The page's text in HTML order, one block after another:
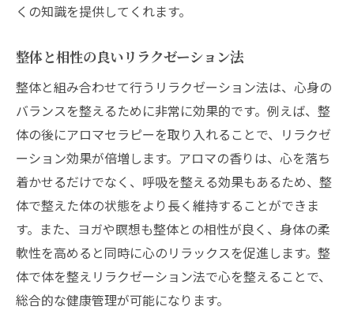
くの知識を提供してくれます。
整体と相性の良いリラクゼーション法
整体と組み合わせて行うリラクゼーション法は、心身の
バランスを整えるために非常に効果的です。例えば、整
体の後にアロマセラピーを取り入れることで、リラクゼ
ーション効果が倍増します。アロマの香りは、心を落ち
着かせるだけでなく、呼吸を整える効果もあるため、整
体で整えた体の状態をより長く維持することができま
す。また、ヨガや瞑想も整体との相性が良く、身体の柔
軟性を高めると同時に心のリラックスを促進します。整
体で体を整えリラクゼーション法で心を整えることで、
総合的な健康管理が可能になります。